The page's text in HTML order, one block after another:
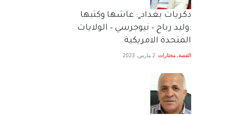
دكريات بغداد ٍ: عاشها وكتبها
:وليد رباح – نيوجرسي – الولايات
المتحدة الامريكية
القصة, مختارات 2 مارس، 2023